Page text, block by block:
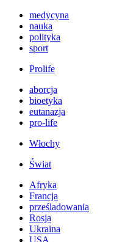
medycyna
nauka
polityka
sport
Prolife
aborcja
bioetyka
eutanazja
pro-life
Włochy
Świat
Afryka
Francja
prześladowania
Rosja
Ukraina
USA